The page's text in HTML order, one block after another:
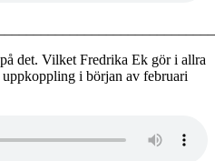
det. Vilket Fredrika Ek gör i allra
i början av februari